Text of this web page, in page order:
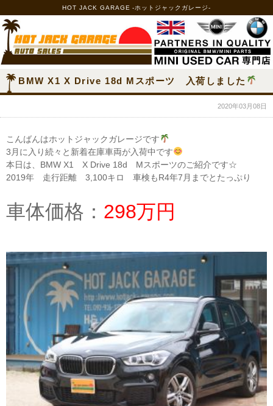
HOT JACK GARAGE -ホットジャックガレージ-
BMW X1 X Drive 18d Mスポーツ 入荷しました
2020年03月08日
こんばんはホットジャックガレージです
3月に入り続々と新着在庫車両が入荷中です
本日は、BMW X1 X Drive 18d Mスポーツのご紹介です☆
2019年 走行距離 3,100キロ 車検もR4年7月までとたっぷり
車体価格： 298万円